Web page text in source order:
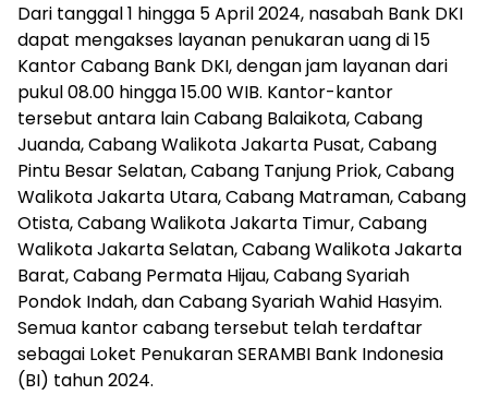
Dari tanggal 1 hingga 5 April 2024, nasabah Bank DKI
dapat mengakses layanan penukaran uang di 15
Kantor Cabang Bank DKI, dengan jam layanan dari
pukul 08.00 hingga 15.00 WIB. Kantor-kantor
tersebut antara lain Cabang Balaikota, Cabang
Juanda, Cabang Walikota Jakarta Pusat, Cabang
Pintu Besar Selatan, Cabang Tanjung Priok, Cabang
Walikota Jakarta Utara, Cabang Matraman, Cabang
Otista, Cabang Walikota Jakarta Timur, Cabang
Walikota Jakarta Selatan, Cabang Walikota Jakarta
Barat, Cabang Permata Hijau, Cabang Syariah
Pondok Indah, dan Cabang Syariah Wahid Hasyim.
Semua kantor cabang tersebut telah terdaftar
sebagai Loket Penukaran SERAMBI Bank Indonesia
(BI) tahun 2024.